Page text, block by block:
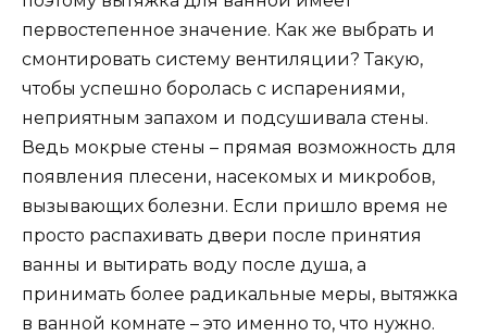
первостепенное значение. Как же выбрать и
смонтировать систему вентиляции? Такую,
чтобы успешно боролась с испарениями,
неприятным запахом и подсушивала стены.
Ведь мокрые стены – прямая возможность для
появления плесени, насекомых и микробов,
вызывающих болезни. Если пришло время не
просто распахивать двери после принятия
ванны и вытирать воду после душа, а
принимать более радикальные меры, вытяжка
в ванной комнате – это именно то, что нужно.